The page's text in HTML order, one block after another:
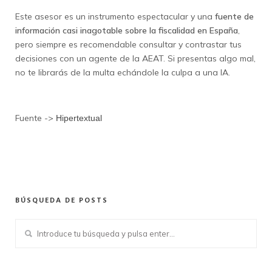
Este asesor es un instrumento espectacular y una fuente de
información casi inagotable sobre la fiscalidad en España,
pero siempre es recomendable consultar y contrastar tus
decisiones con un agente de la AEAT. Si presentas algo mal,
no te librarás de la multa echándole la culpa a una IA.
Fuente -> Hipertextual
BÚSQUEDA DE POSTS